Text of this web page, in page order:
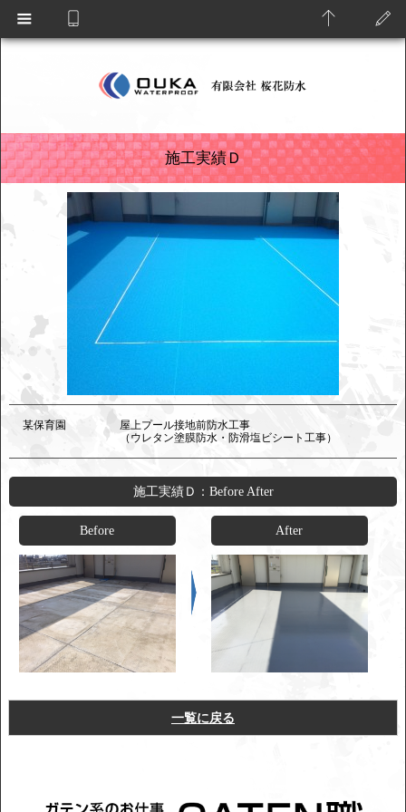
施工実績Ｄ
某保育園
屋上プール接地前防水工事
（ウレタン塗膜防水・防滑塩ビシート工事）
施工実績Ｄ：Before After
Before After
一覧に戻る